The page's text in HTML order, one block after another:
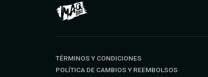
TÉRMINOS Y CONDICIONES
POLÍTICA DE CAMBIOS Y REEMBOLSOS